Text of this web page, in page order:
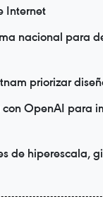
Internet
nacional para
priorizar
OpenAI para
de hiperescala,